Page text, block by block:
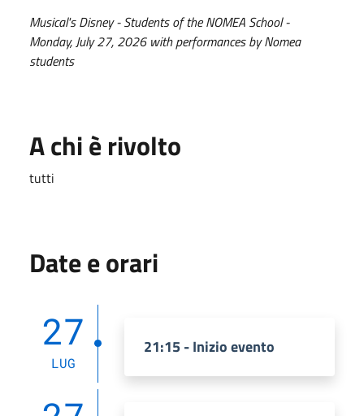
Musical's Disney - Students of the NOMEA School -
Monday, July 27, 2026 with performances by Nomea
students
A chi è rivolto
tutti
Date e orari
27
LUG
21:15 - Inizio evento